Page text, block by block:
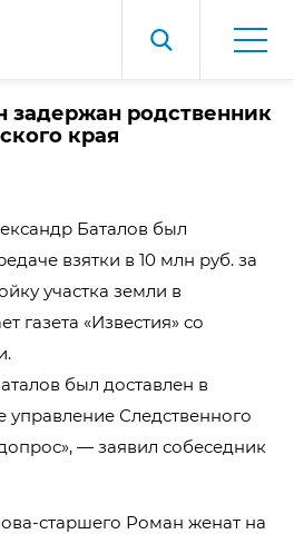
задержан родственник
края
Баталов был
взятки в 10 млн руб. за
участка земли в
газета «Известия» со
был доставлен в
управление Следственного
— заявил собеседник
старшего Роман женат на